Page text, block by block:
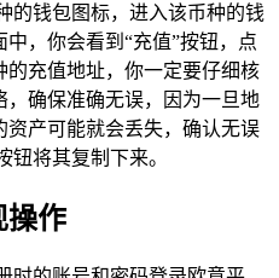
的钱包图标，进入该币种的钱
，你会看到“充值”按钮，点
的充值地址，你一定要仔细核
，确保准确无误，因为一旦地
资产可能就会丢失，确认无误
钮将其复制下来。
操作